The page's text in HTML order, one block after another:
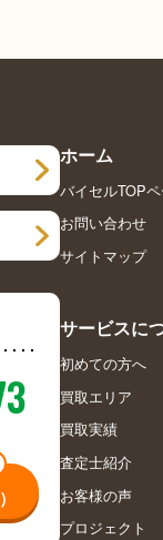
ホーム
バイセルTOP
お問い合わせ
サイトマップ
サービスに
初めての方へ
買取エリア
買取実績
査定士紹介
お客様の声
プロジェクト